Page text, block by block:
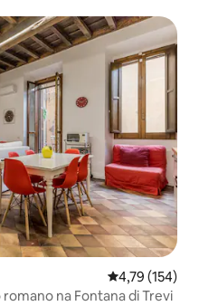
Classificação
4,79 (154)
na Fontana di Trevi